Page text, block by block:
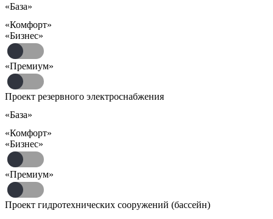
«База»
«Комфорт»
«Бизнес»
«Премиум»
Проект резервного электроснабжения
«База»
«Комфорт»
«Бизнес»
«Премиум»
Проект гидротехнических сооружений (бассейн)